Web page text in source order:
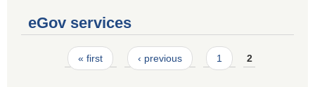
eGov services
Pages« first ‹ previous 1 2